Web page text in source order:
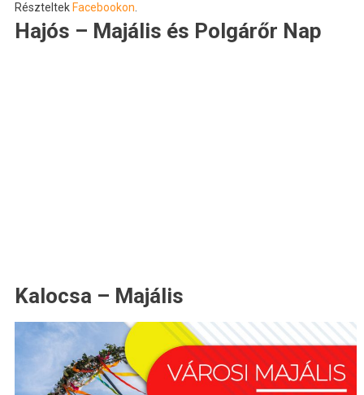
Részteltek Facebookon
Hajós – Majális és Polgárőr Nap
Kalocsa – Majális